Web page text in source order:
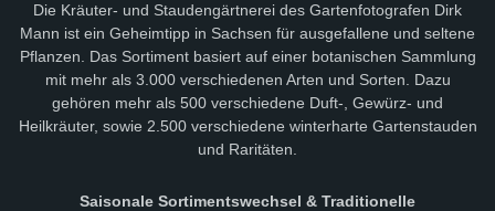
Die Kräuter- und Staudengärtnerei des Gartenfotografen Dirk
Mann ist ein Geheimtipp in Sachsen für ausgefallene und seltene
Pflanzen. Das Sortiment basiert auf einer botanischen Sammlung
mit mehr als 3.000 verschiedenen Arten und Sorten. Dazu
gehören mehr als 500 verschiedene Duft-, Gewürz- und
Heilkräuter, sowie 2.500 verschiedene winterharte Gartenstauden
und Raritäten.
Saisonale Sortimentswechsel & Traditionelle